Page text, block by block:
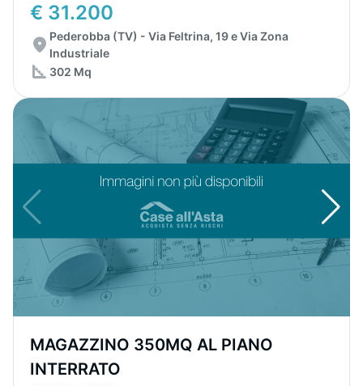
€ 31.200
Pederobba (TV) - Via Feltrina, 19 e Via Zona
Industriale
302 Mq
MAGAZZINO 350MQ AL PIANO
INTERRATO